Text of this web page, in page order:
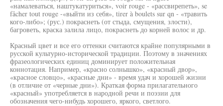
«намалеваться, наштукатуриться», voir rouge - «рассвирепеть», se
fâcher tout rouge -«выйти из себя», tirer à boulets sur qn - «травить
кого-либо»; (рус.) покраснеть (от стыда, смущения, злости),
багроветь, краска залила лицо, покраснеть до корней волос и др.
Красный цвет и все его оттенки считаются крайне популярными в
русской культурно-исторической традиции. Поэтому в значениях
фразеологических единиц доминирует положительная
коннотация. Например, «красно солнышко», «красный двор»,
«красное словцо», «красные дни» - время удач и хорошей жизни
(в отличие от «черные дни»). Краткая форма прилагательного
«красный» употребляется в народной речи и поэзии для
обозначения чего-нибудь хорошего, яркого, светлого.